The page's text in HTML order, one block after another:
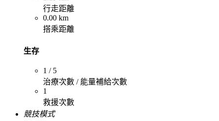
行走距離
0.00 km
搭乘距離
生存
1 / 5
治療次數 / 能量補給次數
1
救援次數
競技模式